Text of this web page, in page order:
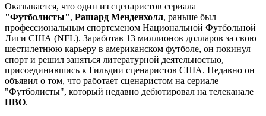
Оказывается, что один из сценаристов сериала
"Футболисты", Рашард Менденхолл, раньше был
профессиональным спортсменом Национальной Футбольной
Лиги США (NFL). Заработав 13 миллионов долларов за свою
шестилетнюю карьеру в американском футболе, он покинул
спорт и решил заняться литературной деятельностью,
присоединившись к Гильдии сценаристов США. Недавно он
объявил о том, что работает сценаристом на сериале
"Футболисты", который недавно дебютировал на телеканале
HBO.